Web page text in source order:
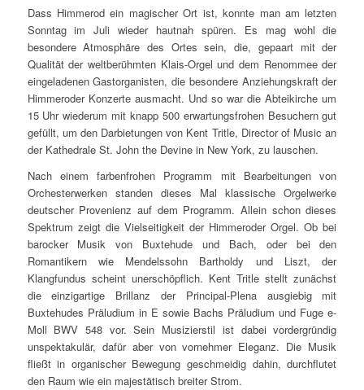
Dass Himmerod ein magischer Ort ist, konnte man am letzten
Sonntag im Juli wieder hautnah spüren. Es mag wohl die
besondere Atmosphäre des Ortes sein, die, gepaart mit der
Qualität der weltberühmten Klais-Orgel und dem Renommee der
eingeladenen Gastorganisten, die besondere Anziehungskraft der
Himmeroder Konzerte ausmacht. Und so war die Abteikirche um
15 Uhr wiederum mit knapp 500 erwartungsfrohen Besuchern gut
gefüllt, um den Darbietungen von Kent Tritle, Director of Music an
der Kathedrale St. John the Devine in New York, zu lauschen.
Nach einem farbenfrohen Programm mit Bearbeitungen von
Orchesterwerken standen dieses Mal klassische Orgelwerke
deutscher Provenienz auf dem Programm. Allein schon dieses
Spektrum zeigt die Vielseitigkeit der Himmeroder Orgel. Ob bei
barocker Musik von Buxtehude und Bach, oder bei den
Romantikern wie Mendelssohn Bartholdy und Liszt, der
Klangfundus scheint unerschöpflich. Kent Tritle stellt zunächst
die einzigartige Brillanz der Principal-Plena ausgiebig mit
Buxtehudes Präludium in E sowie Bachs Präludium und Fuge e-
Moll BWV 548 vor. Sein Musizierstil ist dabei vordergründig
unspektakulär, dafür aber von vornehmer Eleganz. Die Musik
fließt in organischer Bewegung geschmeidig dahin, durchflutet
den Raum wie ein majestätisch breiter Strom.